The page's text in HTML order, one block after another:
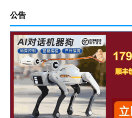
公告